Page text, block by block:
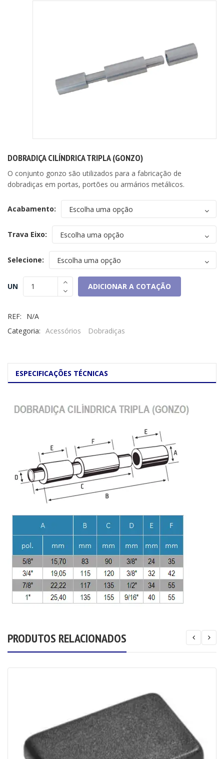
DOBRADIÇA CILÍNDRICA TRIPLA (GONZO)
O conjunto gonzo são utilizados para a fabricação de
dobradiças em portas, portões ou armários metálicos.
Acabamento:
Trava Eixo:
Selecione:
UN ADICIONAR A COTAÇÃO
REF:
N/A
Categoria: Acessórios Dobradiças
ESPECIFICAÇÕES TÉCNICAS
PRODUTOS RELACIONADOS